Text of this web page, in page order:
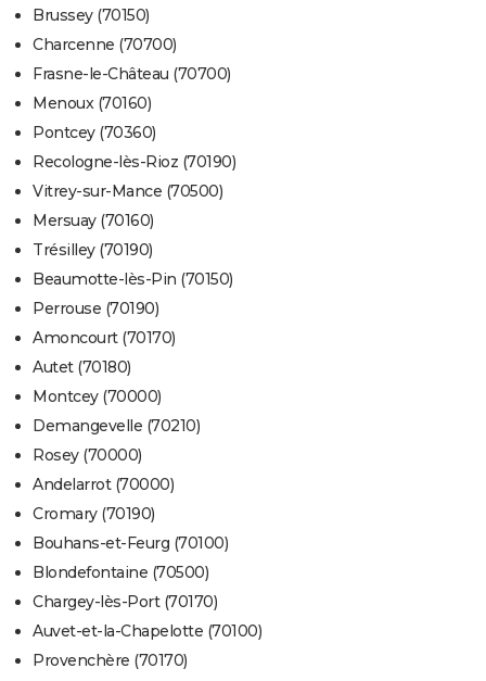
Brussey (70150)
Charcenne (70700)
Frasne-le-Château (70700)
Menoux (70160)
Pontcey (70360)
Recologne-lès-Rioz (70190)
Vitrey-sur-Mance (70500)
Mersuay (70160)
Trésilley (70190)
Beaumotte-lès-Pin (70150)
Perrouse (70190)
Amoncourt (70170)
Autet (70180)
Montcey (70000)
Demangevelle (70210)
Rosey (70000)
Andelarrot (70000)
Cromary (70190)
Bouhans-et-Feurg (70100)
Blondefontaine (70500)
Chargey-lès-Port (70170)
Auvet-et-la-Chapelotte (70100)
Provenchère (70170)